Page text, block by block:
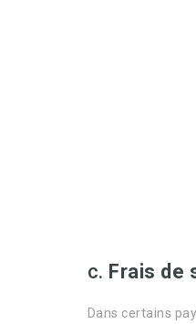
c. Frais de
Dans certains